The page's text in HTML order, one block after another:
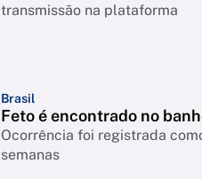
transmissão na plataforma
Brasil
Feto é encontrado no
Ocorrência foi registrada
semanas